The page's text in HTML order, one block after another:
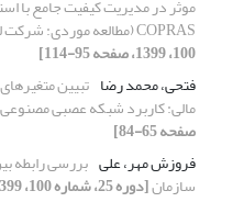
COPRAS (مطالعه موردی: شرکت لاستیک پارس)
100، 1399، صفحه 95-114]
فتحی، محمد رضا تبیین
مالی: کاربرد شبکه عصبی مصنوعی
صفحه 65-84]
فروزش مهر، علی بررسی رابطه
سازمان[دوره 25، شماره 100، 1399، صفحه 73-79]